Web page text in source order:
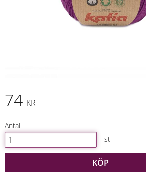
74 KR
Antal
st
KÖP